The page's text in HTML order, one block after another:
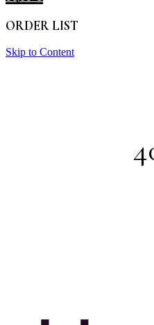
ORDER LIST
Skip to Content